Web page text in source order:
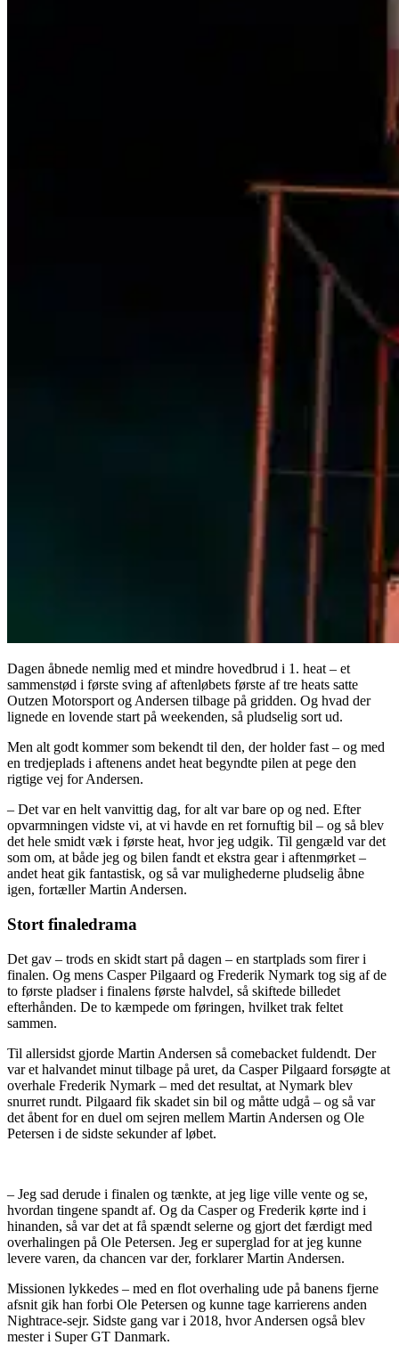
Dagen åbnede nemlig med et mindre hovedbrud i 1. heat – et
sammenstød i første sving af aftenløbets første af tre heats satte
Outzen Motorsport og Andersen tilbage på gridden. Og hvad der
lignede en lovende start på weekenden, så pludselig sort ud.
Men alt godt kommer som bekendt til den, der holder fast – og med
en tredjeplads i aftenens andet heat begyndte pilen at pege den
rigtige vej for Andersen.
– Det var en helt vanvittig dag, for alt var bare op og ned. Efter
opvarmningen vidste vi, at vi havde en ret fornuftig bil – og så blev
det hele smidt væk i første heat, hvor jeg udgik. Til gengæld var det
som om, at både jeg og bilen fandt et ekstra gear i aftenmørket –
andet heat gik fantastisk, og så var mulighederne pludselig åbne
igen, fortæller Martin Andersen.
Stort finaledrama
Det gav – trods en skidt start på dagen – en startplads som firer i
finalen. Og mens Casper Pilgaard og Frederik Nymark tog sig af de
to første pladser i finalens første halvdel, så skiftede billedet
efterhånden. De to kæmpede om føringen, hvilket trak feltet
sammen.
Til allersidst gjorde Martin Andersen så comebacket fuldendt. Der
var et halvandet minut tilbage på uret, da Casper Pilgaard forsøgte at
overhale Frederik Nymark – med det resultat, at Nymark blev
snurret rundt. Pilgaard fik skadet sin bil og måtte udgå – og så var
det åbent for en duel om sejren mellem Martin Andersen og Ole
Petersen i de sidste sekunder af løbet.
– Jeg sad derude i finalen og tænkte, at jeg lige ville vente og se,
hvordan tingene spandt af. Og da Casper og Frederik kørte ind i
hinanden, så var det at få spændt selerne og gjort det færdigt med
overhalingen på Ole Petersen. Jeg er superglad for at jeg kunne
levere varen, da chancen var der, forklarer Martin Andersen.
Missionen lykkedes – med en flot overhaling ude på banens fjerne
afsnit gik han forbi Ole Petersen og kunne tage karrierens anden
Nightrace-sejr. Sidste gang var i 2018, hvor Andersen også blev
mester i Super GT Danmark.